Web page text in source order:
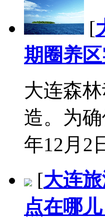
[
期圈养
大连森
造。为
年12月2
[大连
点在哪儿